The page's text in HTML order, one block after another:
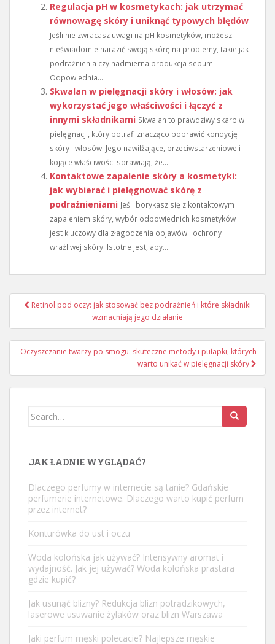
Regulacja pH w kosmetykach: jak utrzymać
równowagę skóry i uniknąć typowych błędów
Jeśli nie zwracasz uwagi na pH kosmetyków, możesz
nieświadomie narazić swoją skórę na problemy, takie jak
podrażnienia czy nadmierna produkcja sebum.
Odpowiednia...
Skwalan w pielęgnacji skóry i włosów: jak
wykorzystać jego właściwości i łączyć z
innymi składnikami Skwalan to prawdziwy skarb w
pielęgnacji, który potrafi znacząco poprawić kondycję
skóry i włosów. Jego nawilżające, przeciwstarzeniowe i
kojące właściwości sprawiają, że...
Kontaktowe zapalenie skóry a kosmetyki:
jak wybierać i pielęgnować skórę z
podrażnieniami Jeśli borykasz się z kontaktowym
zapaleniem skóry, wybór odpowiednich kosmetyków
jest kluczowy dla złagodzenia objawów i ochrony
wrażliwej skóry. Istotne jest, aby...
Nawigacja
Retinol pod oczy: jak stosować bez podrażnień i które składniki
wzmacniają jego działanie
Oczyszczanie twarzy po smogu: skuteczne metody i pułapki, których
warto unikać w pielęgnacji skóry
Search
JAK ŁADNIE WYGLĄDAĆ?
Dlaczego perfumy w internecie są tanie? Gdańskie
perfumerie internetowe. Dlaczego warto kupić perfum
przez internet?
Konturówka do ust i oczu
Woda kolońska jak używać? Intensywny aromat i
wydajność. Jak jej używać? Woda kolońska prastara
gdzie kupić?
Jak usunąć blizny? Redukcja blizn potrądzikowych,
laserowe usuwanie żylaków oraz blizn Warszawa
Jaki perfum męski polecacie? Najlepsze męskie